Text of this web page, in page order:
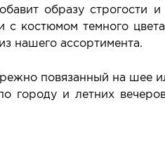
образу строгости
костюмом темного
нашего ассортимента.
повязанный на шее
городу и летних